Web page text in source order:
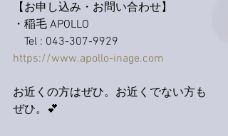
【お申し込み・お問い合わせ】
・稲毛 APOLLO
Tel : 043-307-9929
https://www.apollo-inage.com
お近くの方はぜひ。お近くでない方も
ぜひ。💕